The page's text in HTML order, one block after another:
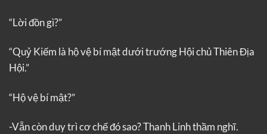
“Lời đồn gì?”
“Quỷ Kiếm là hộ vệ bí mật dưới trướng Hội chủ Thiên Địa
Hội.”
“Hộ vệ bí mật?”
-Vẫn còn duy trì cơ chế đó sao? Thanh Linh thầm nghĩ.